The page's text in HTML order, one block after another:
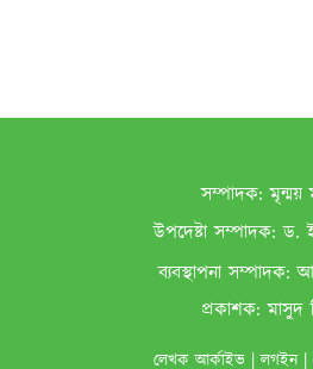
সম্পাদক:মৃন্ময়
উপদেষ্টা সম্পাদক:ড.
ব‌্যবস্থাপনা সম্পাদক:
প্রকাশক:মাসুদ
লেখক আর্কাইভ|লগইন|